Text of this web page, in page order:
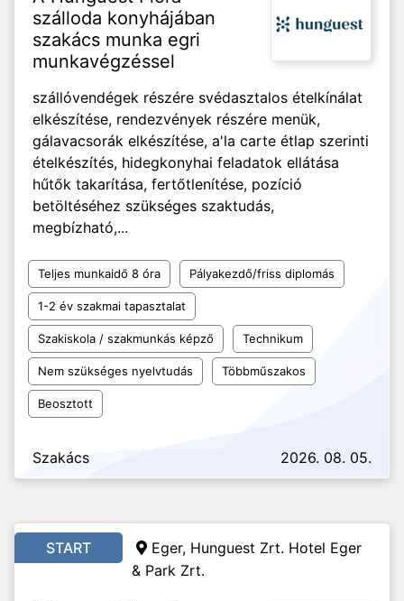
szálloda konyhájában
szakács munka egri
munkavégzéssel
szállóvendégek részére svédasztalos ételkínálat
elkészítése, rendezvények részére menük,
gálavacsorák elkészítése, a'la carte étlap szerinti
ételkészítés, hidegkonyhai feladatok ellátása
hűtők takarítása, fertőtlenítése, pozíció
betöltéséhez szükséges szaktudás,
megbízható,...
Teljes munkaidő 8 óra Pályakezdő/friss diplomás
1-2 év szakmai tapasztalat
Szakiskola / szakmunkás képző Technikum
Nem szükséges nyelvtudás Többműszakos
Beosztott
Szakács 2026. 08. 05.
START
Eger, Hunguest Zrt. Hotel Eger
& Park Zrt.